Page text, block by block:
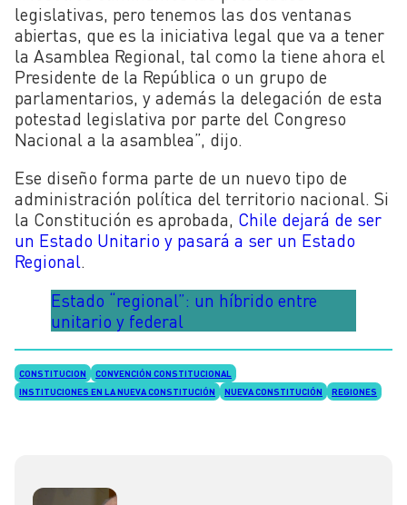
legislativas, pero tenemos las dos ventanas
abiertas, que es la iniciativa legal que va a tener
la Asamblea Regional, tal como la tiene ahora el
Presidente de la República o un grupo de
parlamentarios, y además la delegación de esta
potestad legislativa por parte del Congreso
Nacional a la asamblea”, dijo.
Ese diseño forma parte de un nuevo tipo de
administración política del territorio nacional. Si
la Constitución es aprobada, Chile dejará de ser
un Estado Unitario y pasará a ser un Estado
Regional.
Estado “regional”: un híbrido entre
unitario y federal
CONSTITUCION
CONVENCIÓN CONSTITUCIONAL
INSTITUCIONES EN LA NUEVA CONSTITUCIÓN
NUEVA CONSTITUCIÓN REGIONES